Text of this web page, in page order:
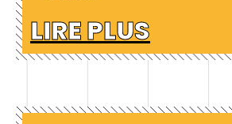
LIRE PLUS